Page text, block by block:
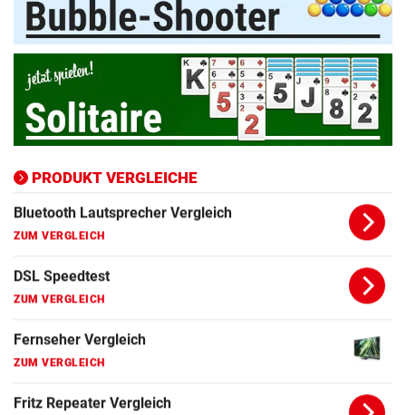
PRODUKT VERGLEICHE
Apple-iPhone Vergleich
ZUM VERGLEICH
Apple Macbook Vergleich
ZUM VERGLEICH
Bluetooth Lautsprecher Vergleich
ZUM VERGLEICH
DSL Speedtest
ZUM VERGLEICH
Fernseher Vergleich
ZUM VERGLEICH
Fritz Repeater Vergleich
ZUM VERGLEICH
Gaming Laptop Vergleich